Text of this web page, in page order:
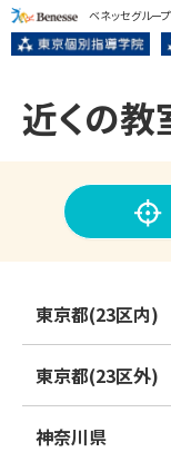
ベネッセグルー
近くの教
東京都(23区内)
東京都(23区外)
神奈川県